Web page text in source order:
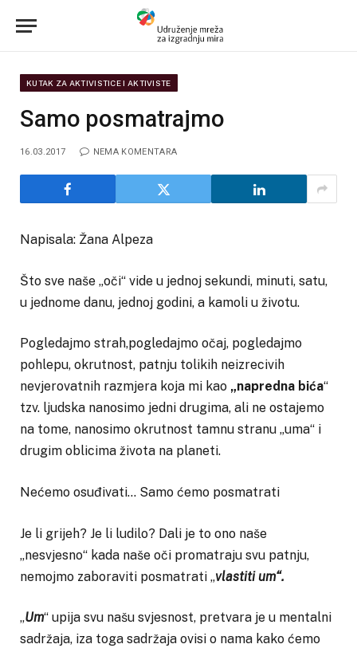
KUTAK ZA AKTIVISTICE I AKTIVISTE
Samo posmatrajmo
16.03.2017 NEMA KOMENTARA
Napisala: Žana Alpeza
Što sve naše „oči“ vide u jednoj sekundi, minuti, satu,
u jednome danu, jednoj godini, a kamoli u životu.
Pogledajmo strah,pogledajmo očaj, pogledajmo
pohlepu, okrutnost, patnju tolikih neizrecivih
nevjerovatnih razmjera koja mi kao „napredna bića“
tzv. ljudska nanosimo jedni drugima, ali ne ostajemo
na tome, nanosimo okrutnost tamnu stranu „uma“ i
drugim oblicima života na planeti.
Nećemo osuđivati… Samo ćemo posmatrati
Je li grijeh? Je li ludilo? Dali je to ono naše
„nesvjesno“ kada naše oči promatraju svu patnju,
nemojmo zaboraviti posmatrati „vlastiti um“.
„Um“ upija svu našu svjesnost, pretvara je u mentalni
sadržaja, iza toga sadržaja ovisi o nama kako ćemo